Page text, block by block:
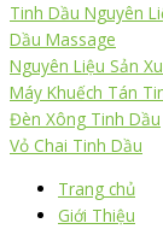
Tinh Dầu Nguyên
Dầu Massage
Nguyên Liệu Sản
Máy Khuếch Tán
Đèn Xông Tinh Dầu
Vỏ Chai Tinh Dầu
Trang chủ
Giới Thiệu